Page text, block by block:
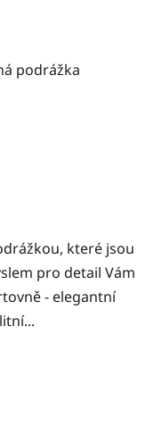
podrážka
které jsou
pro detail Vám
- elegantní